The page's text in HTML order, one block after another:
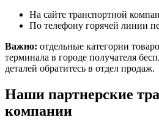
На сайте транспортной
По телефону горячей линии
Важно: отдельные категории
терминала в городе получателя
деталей обратитесь в отдел продаж.
Наши партнерские
компании